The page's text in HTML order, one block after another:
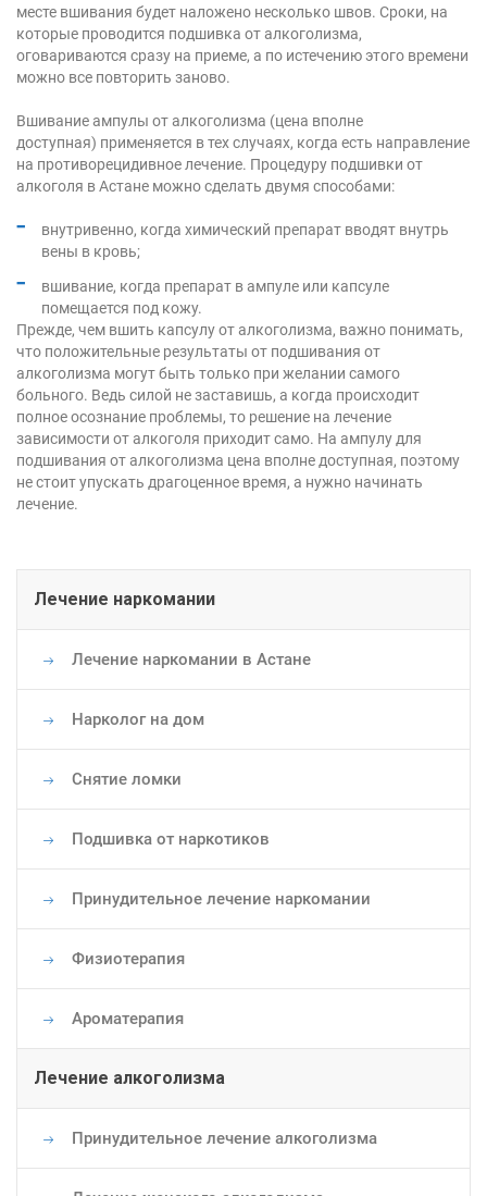
Основная
навигация
Лечение наркомании
Лечение наркомании в Астане
Нарколог на дом
Снятие ломки
Подшивка от наркотиков
Принудительное лечение наркомании
Физиотерапия
Ароматерапия
Лечение алкоголизма
Принудительное лечение алкоголизма
месте вшивания будет наложено несколько швов. Сроки, на
которые проводится подшивка от алкоголизма,
оговариваются сразу на приеме, а по истечению этого времени
можно все повторить заново.
Вшивание ампулы от алкоголизма (цена вполне
доступная) применяется в тех случаях, когда есть направление
на противорецидивное лечение. Процедуру подшивки от
алкоголя в Астане можно сделать двумя способами:
внутривенно, когда химический препарат вводят внутрь
вены в кровь;
вшивание, когда препарат в ампуле или капсуле
помещается под кожу.
Прежде, чем вшить капсулу от алкоголизма, важно понимать,
что положительные результаты от подшивания от
алкоголизма могут быть только при желании самого
больного. Ведь силой не заставишь, а когда происходит
полное осознание проблемы, то решение на лечение
зависимости от алкоголя приходит само. На ампулу для
подшивания от алкоголизма цена вполне доступная, поэтому
не стоит упускать драгоценное время, а нужно начинать
лечение.